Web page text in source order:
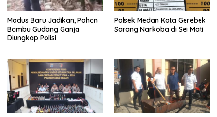
Modus Baru Jadikan, Pohon
Bambu Gudang Ganja
Diungkap Polisi
Polsek Medan Kota Gerebek
Sarang Narkoba di Sei Mati